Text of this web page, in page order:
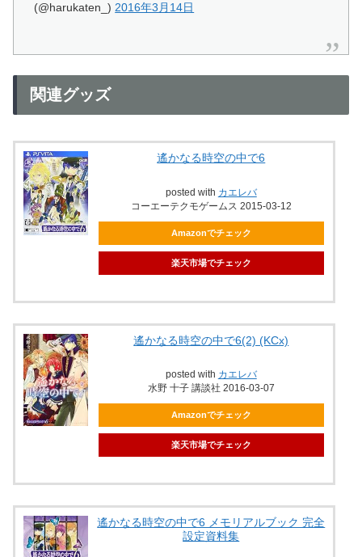
(@harukaten_) 2016年3月14日
関連グッズ
遙かなる時空の中で6
posted with カエレバ
コーエーテクモゲームス 2015-03-12
Amazonでチェック
楽天市場でチェック
遙かなる時空の中で6(2) (KCx)
posted with カエレバ
水野 十子 講談社 2016-03-07
Amazonでチェック
楽天市場でチェック
遙かなる時空の中で6 メモリアルブック 完全
設定資料集